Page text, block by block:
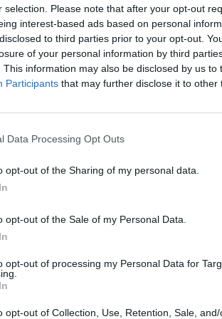
selection. Please note that after your opt-out
interest-based ads based on personal
to third parties prior to your opt-out.
of your personal information by third
This information may also be disclosed by us to
Participants that may further disclose it to other
Data Processing Opt Outs
opt-out of the Sharing of my personal data.
opt-out of the Sale of my Personal Data.
opt-out of processing my Personal Data for
opt-out of Collection, Use, Retention, Sale,
Elisabetta Curti
Piacenza un percorso di crescita
stagione intensa, fatta di emozioni forti,
Piacenza ha vissuto ogni partita
la pallavolo".
straordinari, dando vita a gare che
nostri ragazzi. Ogni vittoria ci ha fatto
l’identità del nostro gruppo e il